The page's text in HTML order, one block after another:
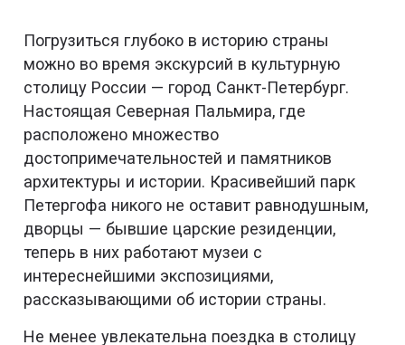
Погрузиться глубоко в историю страны
можно во время экскурсий в культурную
столицу России — город Санкт-Петербург.
Настоящая Северная Пальмира, где
расположено множество
достопримечательностей и памятников
архитектуры и истории. Красивейший парк
Петергофа никого не оставит равнодушным,
дворцы — бывшие царские резиденции,
теперь в них работают музеи с
интереснейшими экспозициями,
рассказывающими об истории страны.
Не менее увлекательна поездка в столицу